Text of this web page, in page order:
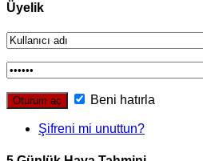
Üyelik
Beni hatırla
Şifreni mi unuttun?